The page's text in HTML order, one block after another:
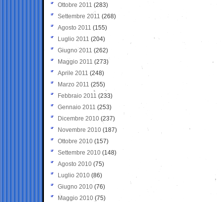
Ottobre 2011 (283)
Settembre 2011 (268)
Agosto 2011 (155)
Luglio 2011 (204)
Giugno 2011 (262)
Maggio 2011 (273)
Aprile 2011 (248)
Marzo 2011 (255)
Febbraio 2011 (233)
Gennaio 2011 (253)
Dicembre 2010 (237)
Novembre 2010 (187)
Ottobre 2010 (157)
Settembre 2010 (148)
Agosto 2010 (75)
Luglio 2010 (86)
Giugno 2010 (76)
Maggio 2010 (75)